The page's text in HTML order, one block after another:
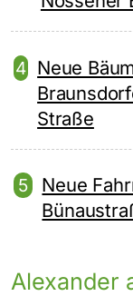
Neue
Straße
Neue
Alexander